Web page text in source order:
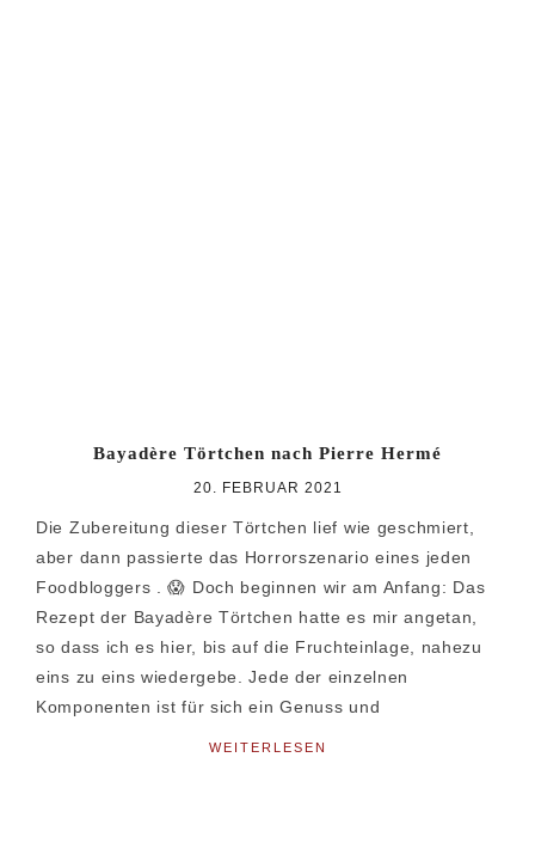
Bayadère Törtchen nach Pierre Hermé
20. FEBRUAR 2021
Die Zubereitung dieser Törtchen lief wie geschmiert,
aber dann passierte das Horrorszenario eines jeden
Foodbloggers . 😱 Doch beginnen wir am Anfang: Das
Rezept der Bayadère Törtchen hatte es mir angetan,
so dass ich es hier, bis auf die Fruchteinlage, nahezu
eins zu eins wiedergebe. Jede der einzelnen
Komponenten ist für sich ein Genuss und
WEITERLESEN